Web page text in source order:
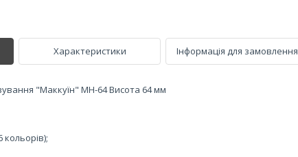
Характеристики Інформація для замовлення
"Маккуїн" МН-64 Висота 64 мм
кольорів);